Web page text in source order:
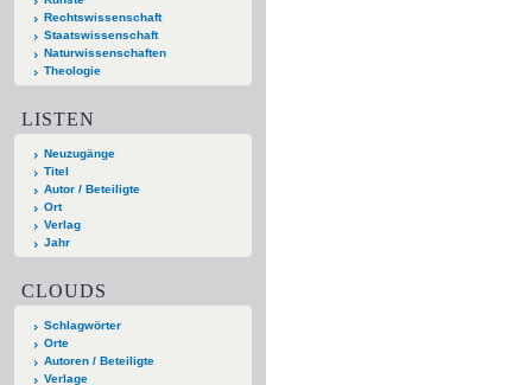
Rechtswissenschaft
Staatswissenschaft
Naturwissenschaften
Theologie
LISTEN
Neuzugänge
Titel
Autor / Beteiligte
Ort
Verlag
Jahr
CLOUDS
Schlagwörter
Orte
Autoren / Beteiligte
Verlage